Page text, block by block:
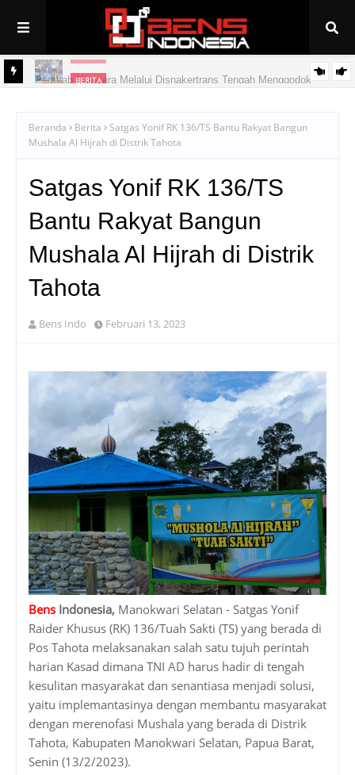
Pemkab Muratara Melalui Disnakertrans Tengah Menggodok
BERITA
Beranda Berita
Satgas Yonif RK 136/TS Bantu Rakyat Bangun
Mushala Al Hijrah di Distrik Tahota
Satgas Yonif RK 136/TS
Bantu Rakyat Bangun
Mushala Al Hijrah di Distrik
Tahota
Bens Indo Februari 13, 2023
Bens Indonesia, Manokwari Selatan - Satgas Yonif
Raider Khusus (RK) 136/Tuah Sakti (TS) yang berada di
Pos Tahota melaksanakan salah satu tujuh perintah
harian Kasad dimana TNI AD harus hadir di tengah
kesulitan masyarakat dan senantiasa menjadi solusi,
yaitu implemantasinya dengan membantu masyarakat
dengan merenofasi Mushala yang berada di Distrik
Tahota, Kabupaten Manokwari Selatan, Papua Barat,
Senin (13/2/2023).